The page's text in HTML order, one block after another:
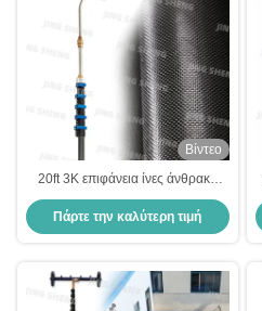
Βίντεο
20ft 3K επιφάνεια ίνες άνθρακα
υψηλής πίεσης τηλεσκοπική
πλυντήριο για το καθαρισμό
εξωτερικών κτιρίων μήκος 2 χρόνια
Πάρτε την καλύτερη τιμή